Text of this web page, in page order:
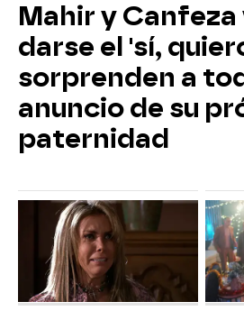
Mahir y Canfeza
darse el 'sí,
sorprenden a
anuncio de su
paternidad